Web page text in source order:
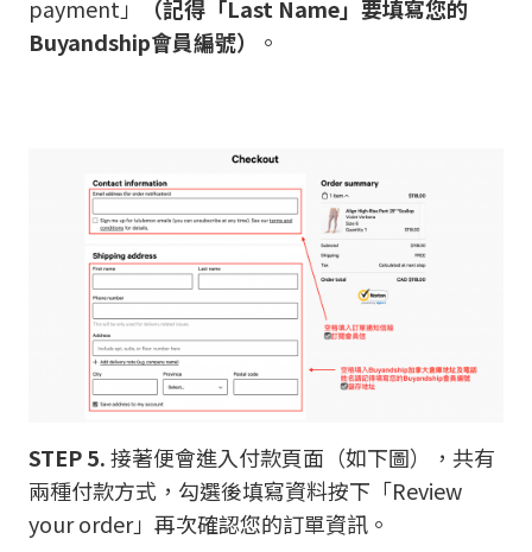
payment」
（記得「Last Name」要填寫您的
Buyandship會員編號）
。
STEP 5.接著便會進入付款頁面（如下圖），共有
兩種付款方式，勾選後填寫資料按下「Review
your order」再次確認您的訂單資訊。